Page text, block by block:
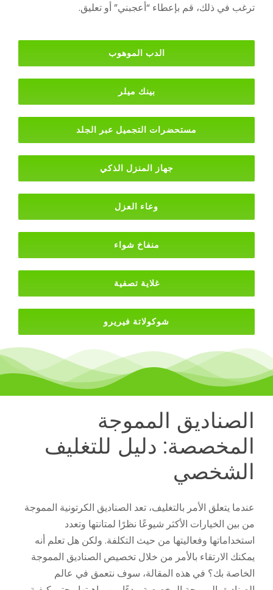
ترغب في ذلك، قم بإعطاء “أعجبني” أو تعليق.
الدب الموهوب
بينك ميلر
مستحضرات التجميل عبر الجلد
جهاز المنزل الذكي
وعاء العزل
منفاخ شواء
غلاية تصفية
شوكولاتة فيريرو
الصناديق المموجة
المخصصة: دليل للتغليف
الشخصي
عندما يتعلق الأمر بالتغليف، تعد الصناديق الكرتونية المموجة
من بين الخيارات الأكثر شيوعًا نظرًا لمتانتها وتعدد
استخداماتها وفعاليتها من حيث التكلفة. ولكن هل تعلم أنه
يمكنك الارتقاء بالأمر من خلال تخصيص الصناديق المموجة
الخاصة بك؟ في هذه المقالة، سوف نتعمق في عالم